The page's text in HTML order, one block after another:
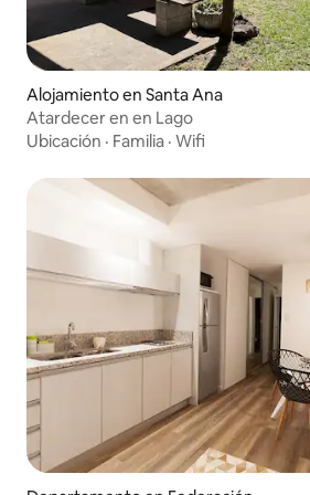
Alojamiento en Santa Ana
Atardecer en en Lago
Ubicación · Familia · Wifi